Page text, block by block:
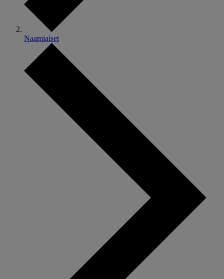
Naamiaiset